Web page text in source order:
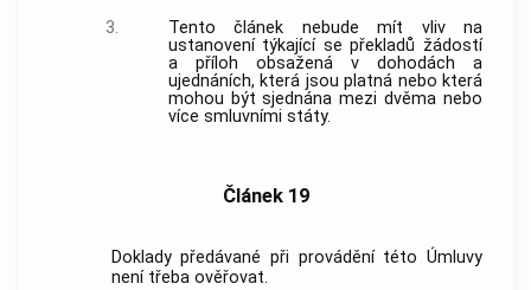
3.
Tento článek nebude mít vliv na
ustanovení týkající se překladů žádostí
a příloh obsažená v dohodách a
ujednáních, která jsou platná nebo která
mohou být sjednána mezi dvěma nebo
více smluvními státy.
Článek 19
Doklady předávané při provádění této Úmluvy
není třeba ověřovat.